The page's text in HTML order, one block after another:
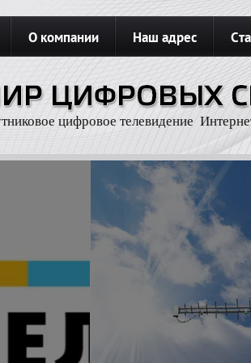
О компании Наш адрес
Карта сайта
цифровое телевидение